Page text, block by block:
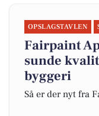
OPSLAGSTAVLEN
Fairpaint
sunde
byggeri
Så er der nyt fra